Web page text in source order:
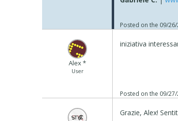
Posted on the 09/
Alex *
User
iniziativa
Posted on the 09/
Grazie, Alex!